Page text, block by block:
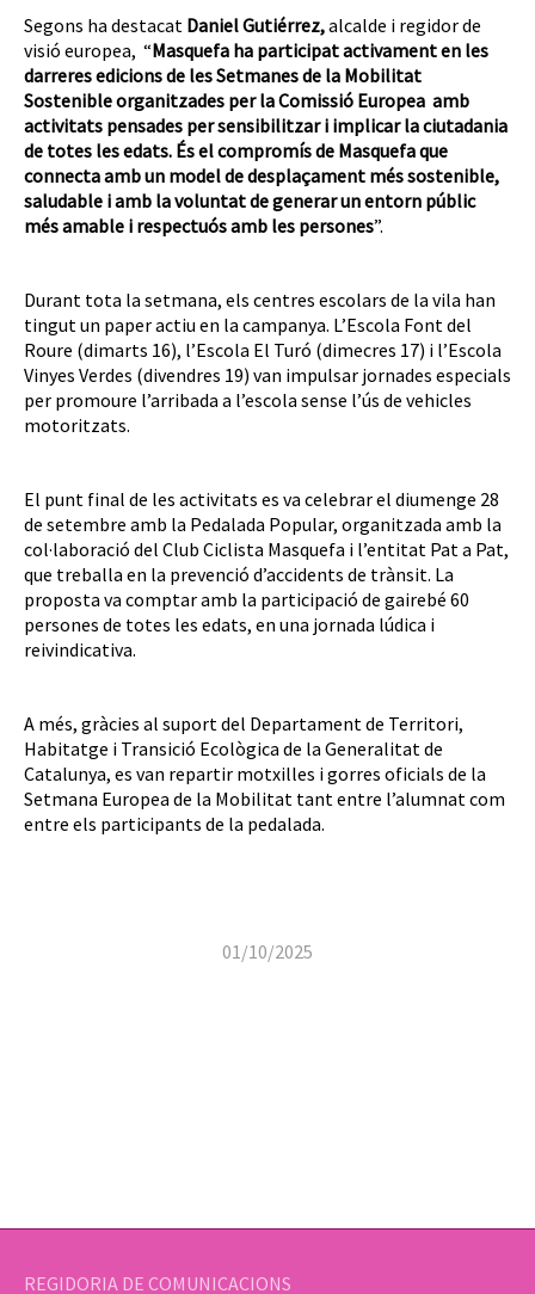
Segons ha destacat Daniel Gutiérrez,alcalde i regidor de
visió europea, “Masquefa ha participat activament en les
darreres edicions de les Setmanes de la Mobilitat
Sostenible organitzades per la Comissió Europea amb
activitats pensades per sensibilitzar i implicar la ciutadania
de totes les edats. És el compromís de Masquefa que
connecta amb un model de desplaçament més sostenible,
saludable i amb la voluntat de generar un entorn públic
més amable i respectuós amb les persones”.
Durant tota la setmana, els centres escolars de la vila han
tingut un paper actiu en la campanya. L’Escola Font del
Roure (dimarts 16), l’Escola El Turó (dimecres 17) i l’Escola
Vinyes Verdes (divendres 19) van impulsar jornades especials
per promoure l’arribada a l’escola sense l’ús de vehicles
motoritzats.
El punt final de les activitats es va celebrar el diumenge 28
de setembre amb la Pedalada Popular, organitzada amb la
col·laboració del Club Ciclista Masquefa i l’entitat Pat a Pat,
que treballa en la prevenció d’accidents de trànsit. La
proposta va comptar amb la participació de gairebé 60
persones de totes les edats, en una jornada lúdica i
reivindicativa.
A més, gràcies al suport del Departament de Territori,
Habitatge i Transició Ecològica de la Generalitat de
Catalunya, es van repartir motxilles i gorres oficials de la
Setmana Europea de la Mobilitat tant entre l’alumnat com
entre els participants de la pedalada.
01/10/2025
REGIDORIA DE COMUNICACIONS